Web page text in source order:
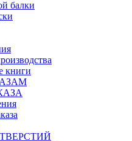
балки
книги